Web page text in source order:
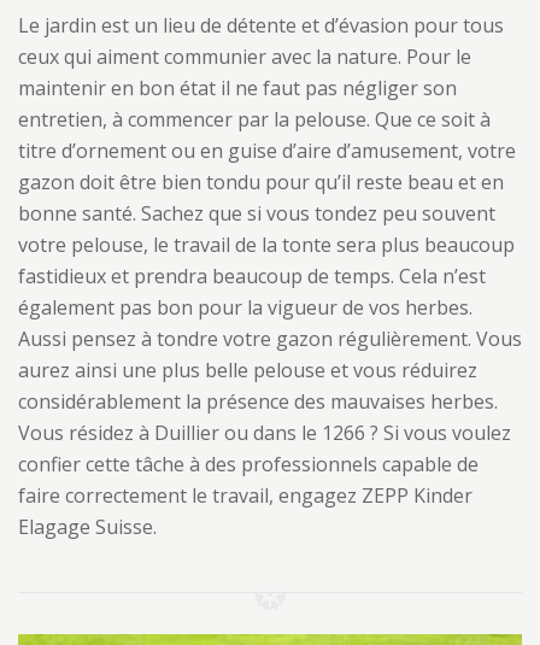
Le jardin est un lieu de détente et d’évasion pour tous
ceux qui aiment communier avec la nature. Pour le
maintenir en bon état il ne faut pas négliger son
entretien, à commencer par la pelouse. Que ce soit à
titre d’ornement ou en guise d’aire d’amusement, votre
gazon doit être bien tondu pour qu’il reste beau et en
bonne santé. Sachez que si vous tondez peu souvent
votre pelouse, le travail de la tonte sera plus beaucoup
fastidieux et prendra beaucoup de temps. Cela n’est
également pas bon pour la vigueur de vos herbes.
Aussi pensez à tondre votre gazon régulièrement. Vous
aurez ainsi une plus belle pelouse et vous réduirez
considérablement la présence des mauvaises herbes.
Vous résidez à Duillier ou dans le 1266 ? Si vous voulez
confier cette tâche à des professionnels capable de
faire correctement le travail, engagez ZEPP Kinder
Elagage Suisse.